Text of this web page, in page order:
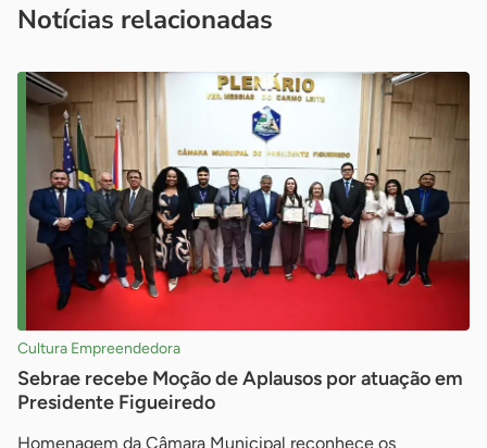
Notícias relacionadas
Cultura Empreendedora
Sebrae recebe Moção de Aplausos por atuação em
Presidente Figueiredo
Homenagem da Câmara Municipal reconhece os